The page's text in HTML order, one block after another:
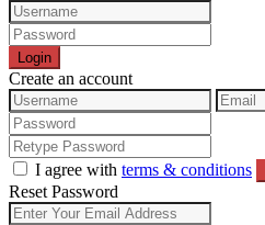
Login
Create an account
I agree with terms & conditions
Reset Password